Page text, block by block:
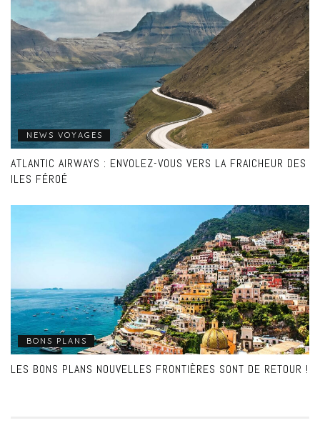
NEWS VOYAGES
ATLANTIC AIRWAYS : ENVOLEZ-VOUS VERS LA FRAICHEUR DES
ILES FÉROÉ
BONS PLANS
LES BONS PLANS NOUVELLES FRONTIÈRES SONT DE RETOUR !